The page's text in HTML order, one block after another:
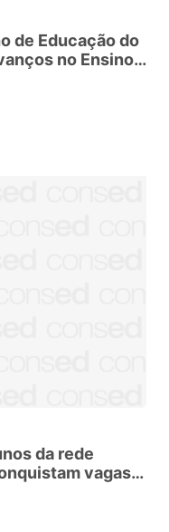
de Educação do
no Ensino
da rede
vagas